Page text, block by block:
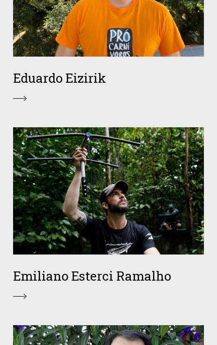
Eduardo Eizirik
Emiliano Esterci Ramalho